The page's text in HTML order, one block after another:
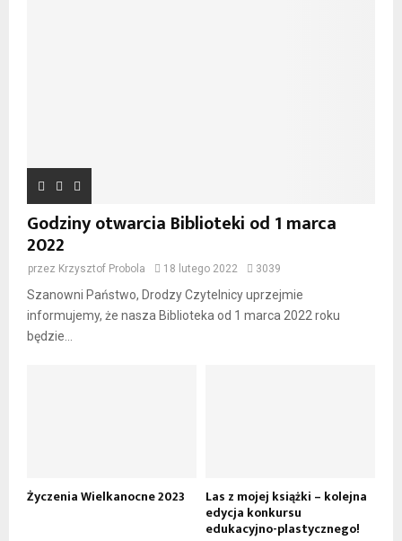
Godziny otwarcia Biblioteki od 1 marca
2022
przez Krzysztof Probola 18 lutego 2022 3039
Szanowni Państwo, Drodzy Czytelnicy uprzejmie
informujemy, że nasza Biblioteka od 1 marca 2022 roku
będzie...
Życzenia Wielkanocne 2023 Las z mojej książki – kolejna
edycja konkursu
edukacyjno-plastycznego!